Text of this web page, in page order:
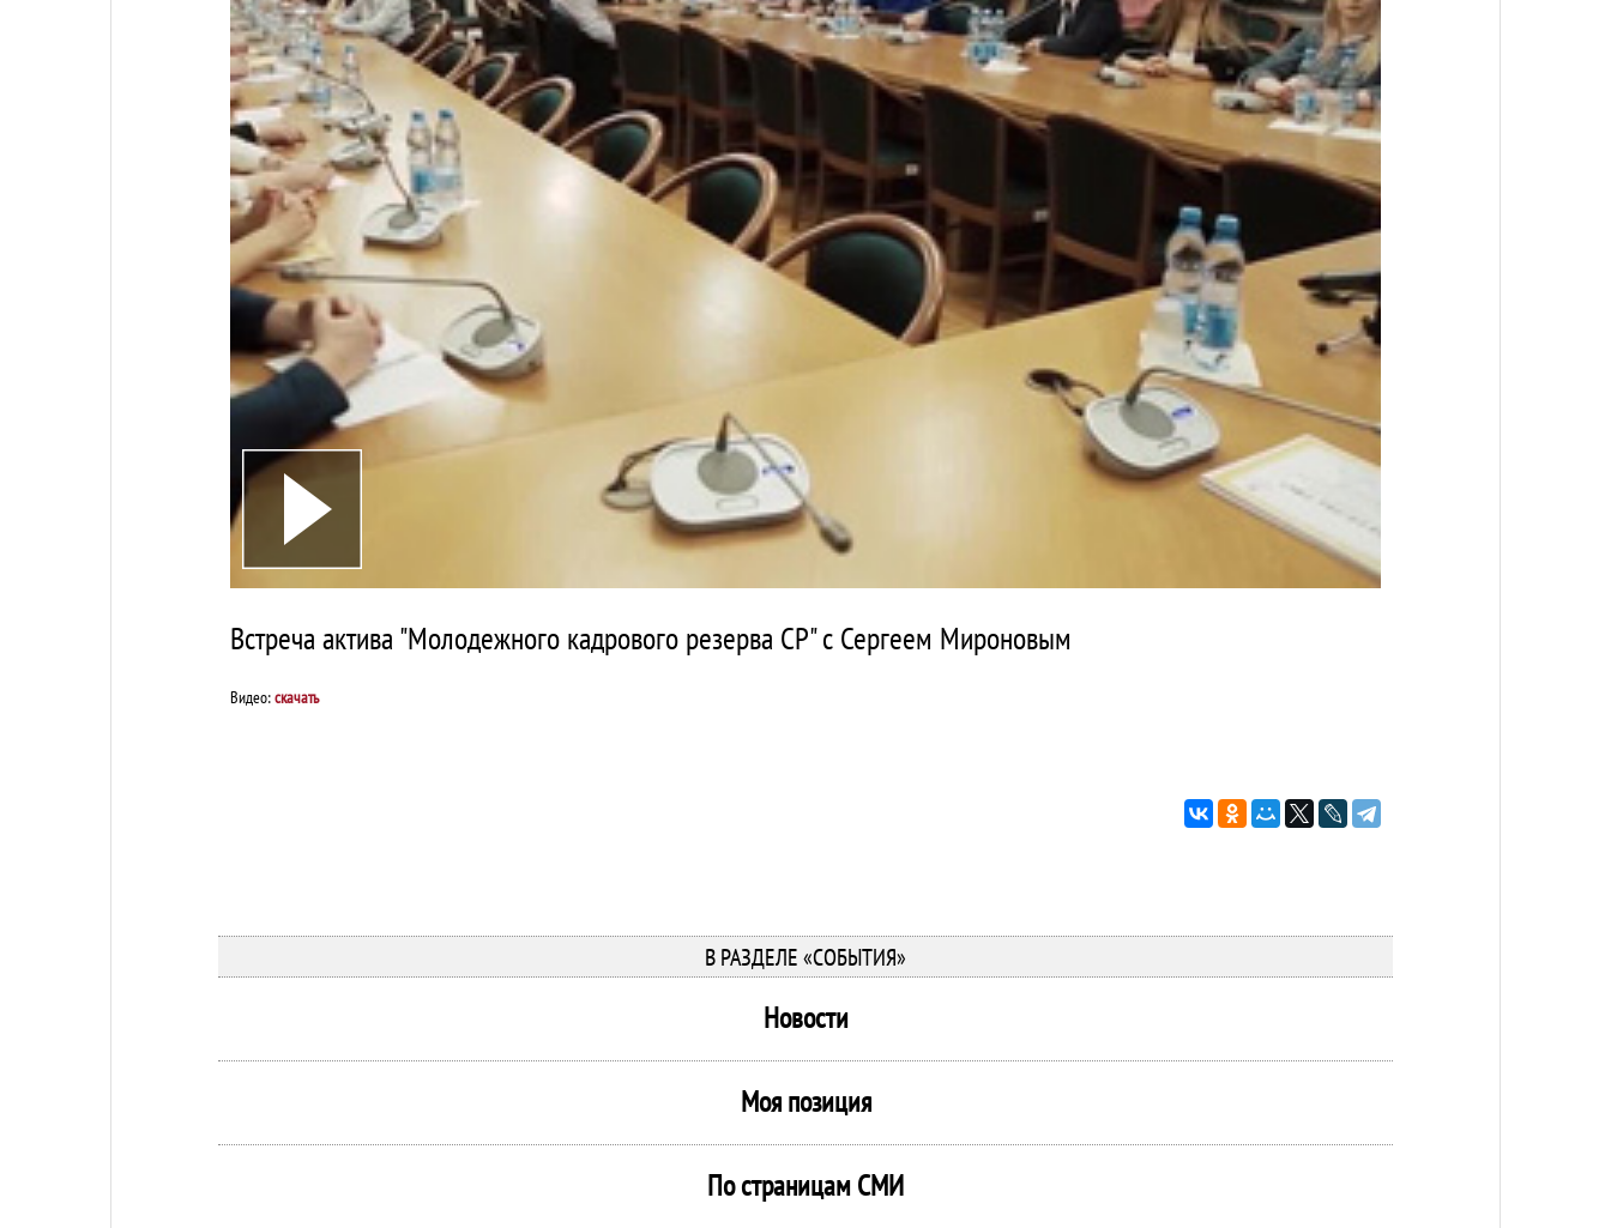
Встреча актива "Молодежного кадрового резерва СР" с Сергеем Мироновым
Видео:скачать
В РАЗДЕЛЕ «СОБЫТИЯ»
Новости
Моя позиция
По страницам СМИ